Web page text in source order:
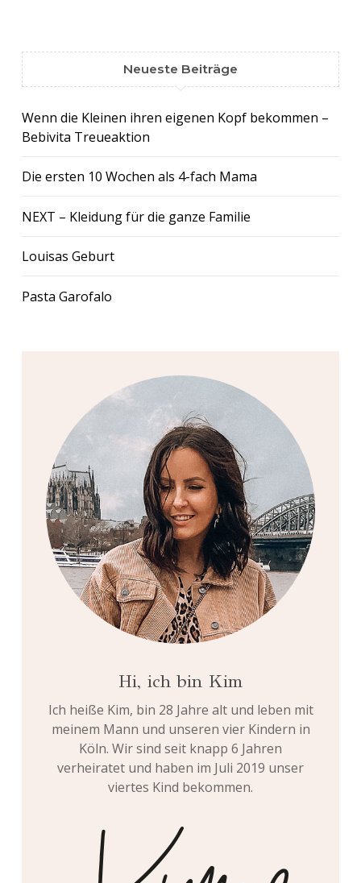
Neueste Beiträge
Wenn die Kleinen ihren eigenen Kopf bekommen –
Bebivita Treueaktion
Die ersten 10 Wochen als 4-fach Mama
NEXT – Kleidung für die ganze Familie
Louisas Geburt
Pasta Garofalo
Hi, ich bin Kim
Ich heiße Kim, bin 28 Jahre alt und leben mit
meinem Mann und unseren vier Kindern in
Köln. Wir sind seit knapp 6 Jahren
verheiratet und haben im Juli 2019 unser
viertes Kind bekommen.